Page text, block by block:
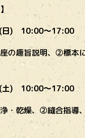
日) 10:00～17:00
趣旨説明、 ②標本
(土) 10:00～17:00
・乾燥、②縫合指導